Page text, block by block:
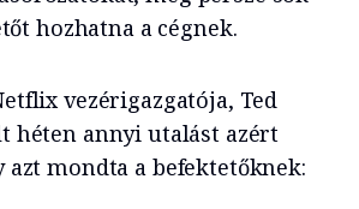
hozhatna a cégnek.
vezérigazgatója, Ted
héten annyi utalást azért
mondta a befektetőknek: